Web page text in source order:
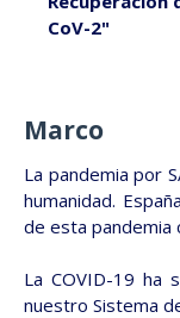
CoV-2"
Marco
La pandemia por
humanidad.
de esta pandemia
La COVID-19 ha
nuestro Sistema